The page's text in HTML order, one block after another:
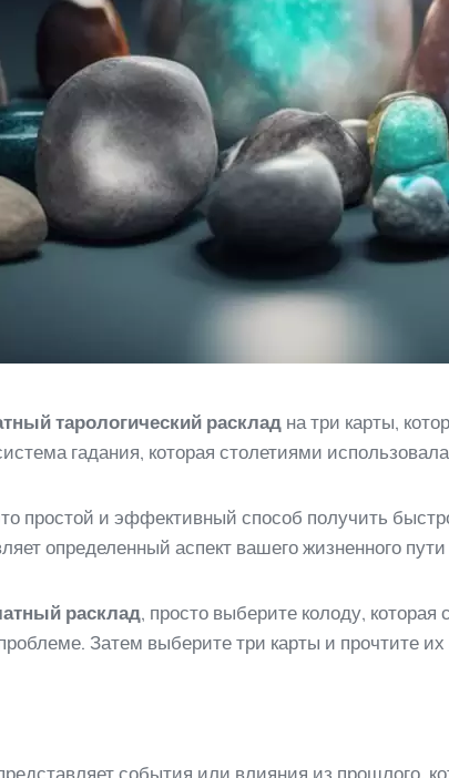
тарологический расклад на три карты,
гадания, которая столетиями
простой и эффективный способ получить
определенный аспект вашего жизненного
расклад, просто выберите колоду,
Затем выберите три карты и прочтите
события или влияния из прошлого,